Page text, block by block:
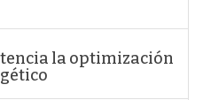
la optimización